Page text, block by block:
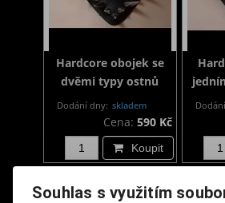
Hardcore obojek se
dvěmi typy ostnů
Dodání dny: skladem
Cena: 590 Kč
Koupit
Souhlas s využitím